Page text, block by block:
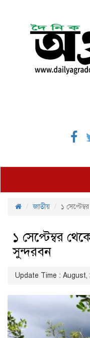
জাতীয়
১
১ সেপ্টেম্বর
সুন্দরবন
Update Time : August,